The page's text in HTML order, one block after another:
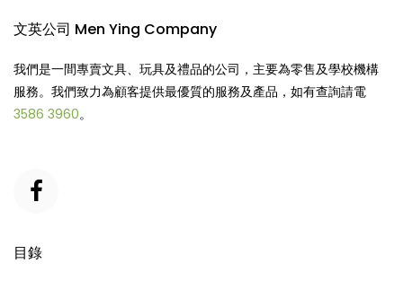
文英公司 Men Ying Company
我們是一間專賣文具、玩具及禮品的公司，主要為零售及學校機構
服務。我們致力為顧客提供最優質的服務及產品，如有查詢請電
3586 3960。
目錄